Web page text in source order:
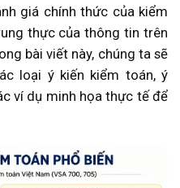
giá chính thức của kiểm
thực của thông tin trên
bài viết này, chúng ta sẽ
loại ý kiến kiểm toán, ý
ví dụ minh họa thực tế để